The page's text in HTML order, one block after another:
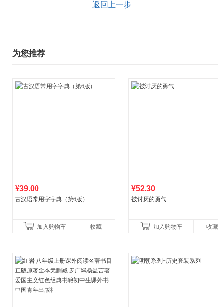
返回上一步
为您推荐
¥39.00
古汉语常用字字典（第6版）
加入购物车 收藏
¥52.30
被讨厌的勇气
加入购物车 收藏